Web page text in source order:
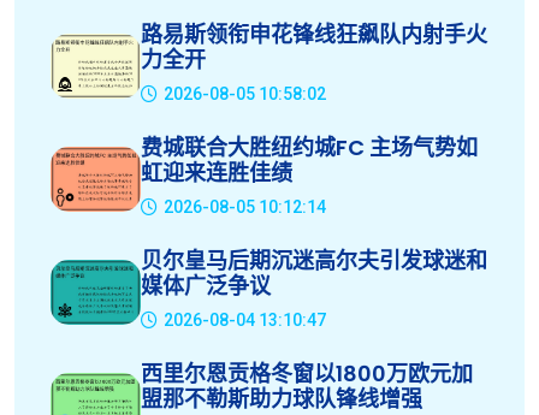
路易斯领衔申花锋线狂飙队内射手火
力全开
2026-08-05 10:58:02
费城联合大胜纽约城FC 主场气势如
虹迎来连胜佳绩
2026-08-05 10:12:14
贝尔皇马后期沉迷高尔夫引发球迷和
媒体广泛争议
2026-08-04 13:10:47
西里尔恩贡格冬窗以1800万欧元加
盟那不勒斯助力球队锋线增强